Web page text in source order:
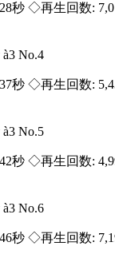
秒 ◇再生回数:
No.4
秒 ◇再生回数:
No.5
秒 ◇再生回数:
No.6
秒 ◇再生回数: